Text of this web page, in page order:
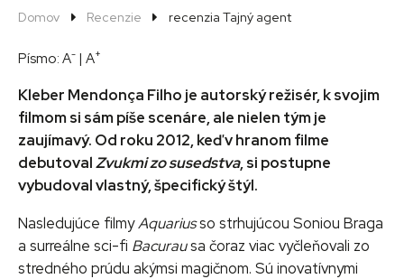
Domov Recenzie recenzia Tajný agent
Písmo: A- | A+
Kleber Mendonça Filho je autorský režisér, k svojim
filmom si sám píše scenáre, ale nielen tým je
zaujímavý. Od roku 2012, keď v hranom filme
debutovalZvukmi zo susedstva, si postupne
vybudoval vlastný, špecifický štýl.
Nasledujúce filmyAquariusso strhujúcou Soniou Braga
a surreálne sci-fi Bacurausa čoraz viac vyčleňovali zo
stredného prúdu akýmsi magičnom. Sú inovatívnymi